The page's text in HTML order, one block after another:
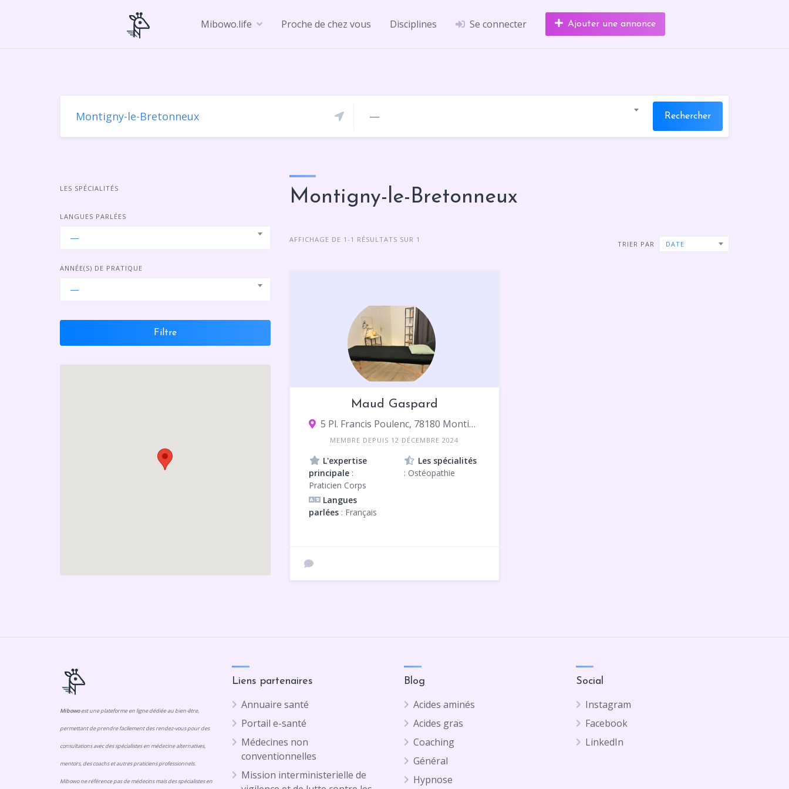
Mibowo.life Proche de chez vous Disciplines Se connecter Ajouter une annonce
— Rechercher
LES SPÉCIALITÉS
LANGUES PARLÉES
—
ANNÉE(S) DE PRATIQUE
—
Filtre
Montigny-le-Bretonneux
AFFICHAGE DE 1-1 RÉSULTATS SUR 1 TRIER PAR DATE
Maud Gaspard
5 Pl. Francis Poulenc, 78180 Montigny-le-Bretonneux
MEMBRE DEPUIS 12 DÉCEMBRE 2024
L'expertise
principale:
Praticien Corps
Les spécialités
: Ostéopathie
Langues
parlées: Français
Mibowoest une plateforme en ligne dédiée au bien-être,
permettant de prendre facilement des rendez-vous pour des
consultations avec des spécialistes en médecine alternatives,
mentors, des coachs et autres praticiens professionnels.
Mibowo ne référence pas de médecins mais des spécialistes en
Liens partenaires
Annuaire santé
Portail e-santé
Médecines non
conventionnelles
Mission interministerielle de
Blog
Acides aminés
Acides gras
Coaching
Général
Hypnose
Social
Instagram
Facebook
LinkedIn